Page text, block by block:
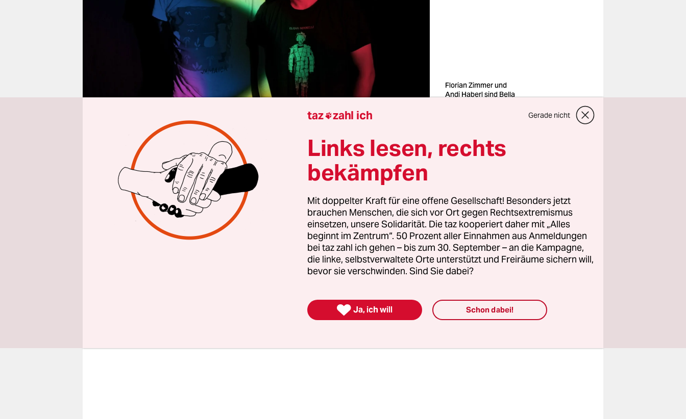
Florian Zimmer und
Andi Haberl sind Bella
V or zwei Jahren gab das Berliner DuoBella Wakameein erstes
Lebenszeichen, in Gestalt der Single „Toutpartout PT2“: einem
Stück, welches klingt, als ob Ebbe und Flut im gleichen
Augenblick stattfinden – was durchaus hypnotische Qualitäten
entwickelt. Und genaues Zuhören erzwingt – und sei es nur, um
herauszufinden, wie solche physikalischen Unmöglichkeiten aufgelöst
werden könnten. Zum Glück geht in Klangwelten ja weit mehr als in
taz zahl ich Gerade nicht
Links lesen, rechts
bekämpfen
Mit doppelter Kraft für eine offene Gesellschaft! Besonders jetzt
brauchen Menschen, die sich vor Ort gegen Rechtsextremismus
einsetzen, unsere Solidarität. Die taz kooperiert daher mit „Alles
beginnt im Zentrum“. 50 Prozent aller Einnahmen aus Anmeldungen
bei taz zahl ich gehen – bis zum 30. September – an die Kampagne,
die linke, selbstverwaltete Orte unterstützt und Freiräume sichern will,
bevor sie verschwinden. Sind Sie dabei?
 Ja, ich will Schon dabei!